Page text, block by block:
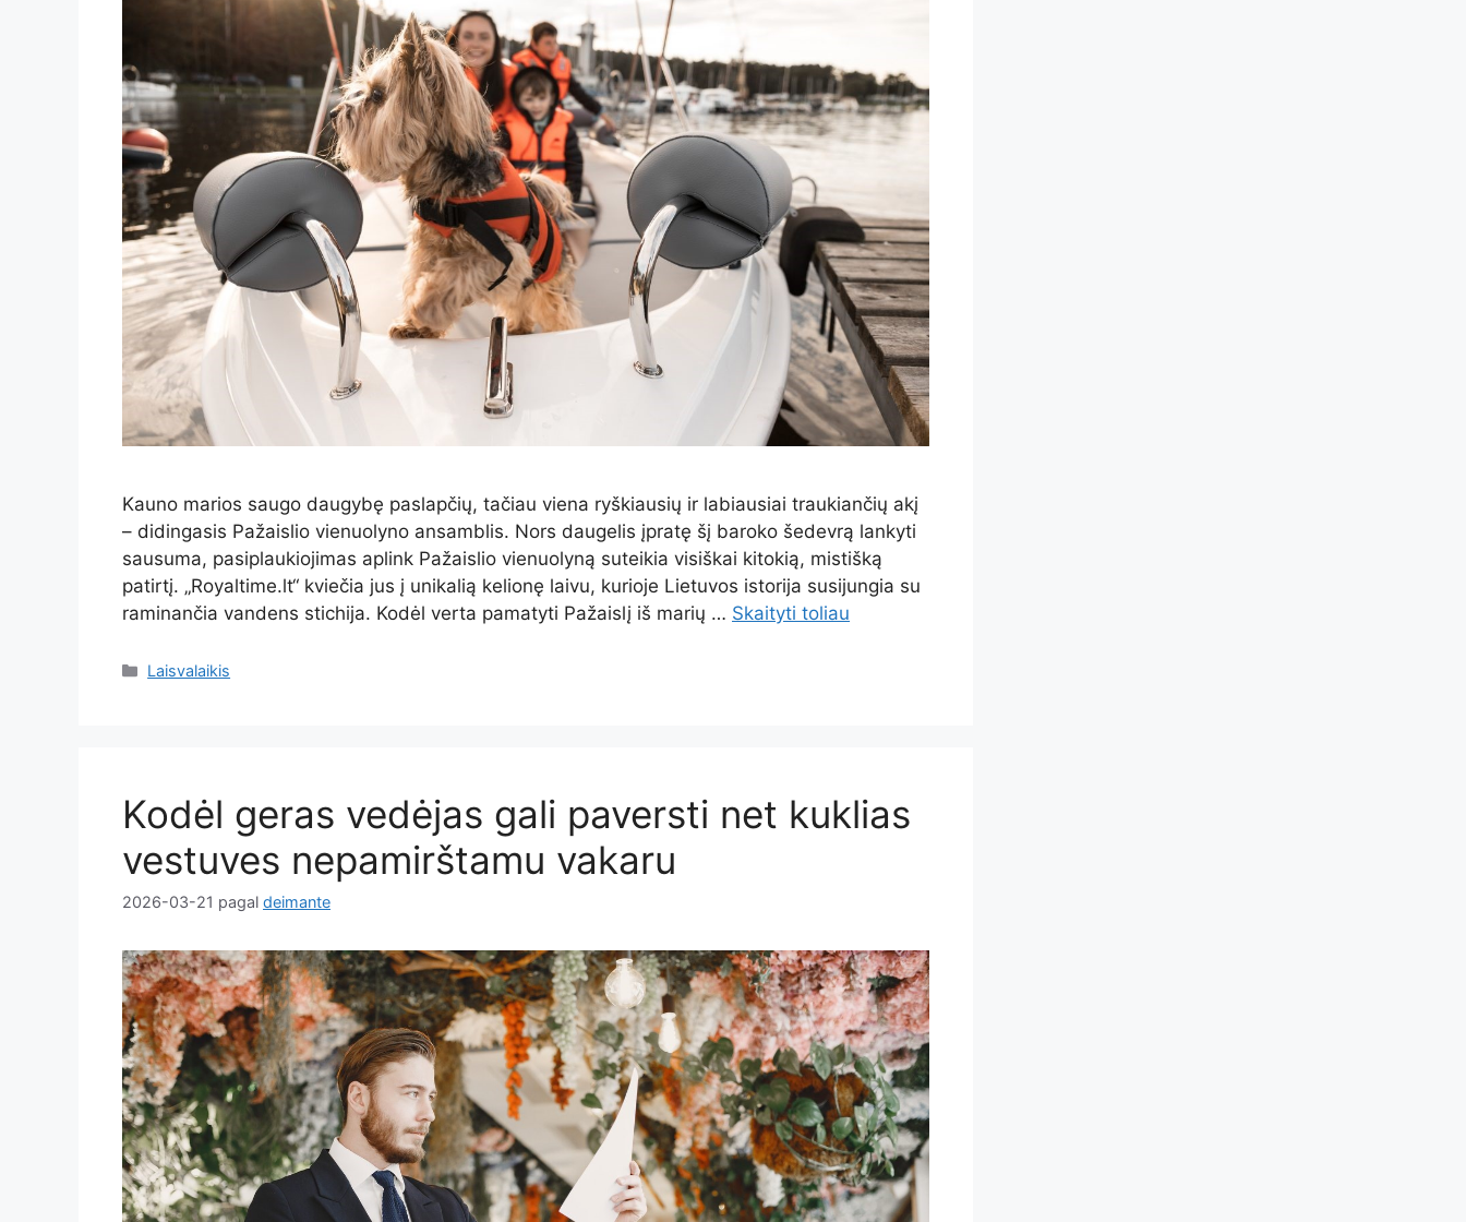
Kauno marios saugo daugybę paslapčių, tačiau viena ryškiausių ir labiausiai traukiančių akį
– didingasis Pažaislio vienuolyno ansamblis. Nors daugelis įpratę šį baroko šedevrą lankyti
sausuma, pasiplaukiojimas aplink Pažaislio vienuolyną suteikia visiškai kitokią, mistišką
patirtį. „Royaltime.lt“ kviečia jus į unikalią kelionę laivu, kurioje Lietuvos istorija susijungia su
raminančia vandens stichija. Kodėl verta pamatyti Pažaislį iš marių … Skaityti toliau
Kategorijos
Laisvalaikis
Kodėl geras vedėjas gali paversti net kuklias
vestuves nepamirštamu vakaru
2026-03-21 pagal deimante